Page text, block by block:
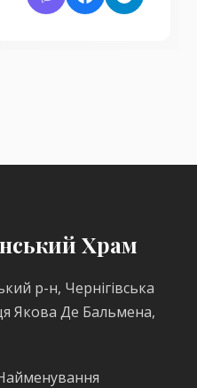
Храм
р-н, Чернігівська
Якова Де Бальмена,